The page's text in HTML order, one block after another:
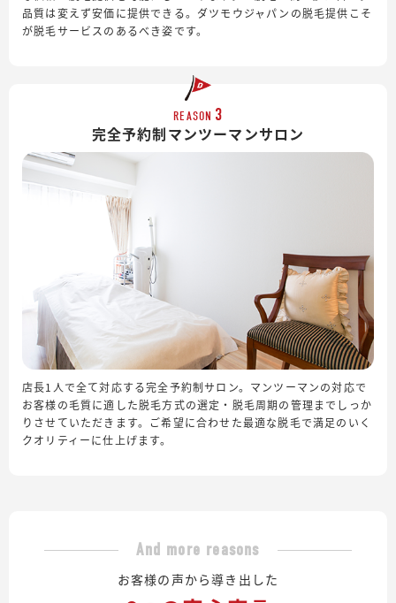
品質は変えず安価に提供できる。ダツモウジャパンの脱毛提供こそ
が脱毛サービスのあるべき姿です。
REASON 3
完全予約制マンツーマンサロン
店長1人で全て対応する完全予約制サロン。マンツーマンの対応で
お客様の毛質に適した脱毛方式の選定・脱毛周期の管理までしっか
りさせていただきます。ご希望に合わせた最適な脱毛で満足のいく
クオリティーに仕上げます。
And more reasons
お客様の声から導き出した